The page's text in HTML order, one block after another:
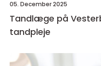
05. December 2025
Tandlæge på
tandpleje